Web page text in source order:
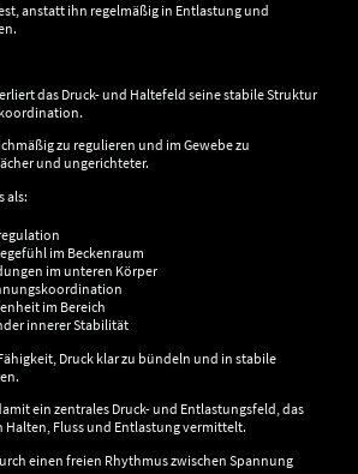
anstatt ihn regelmäßig in Entlastung und
das Druck- und Haltefeld seine stabile Struktur
zu regulieren und im Gewebe zu
und ungerichteter.
als:
im Beckenraum
im unteren Körper
im Bereich
innerer Stabilität
Druck klar zu bündeln und in stabile
ein zentrales Druck- und Entlastungsfeld, das
Fluss und Entlastung vermittelt.
einen freien Rhythmus zwischen Spannung